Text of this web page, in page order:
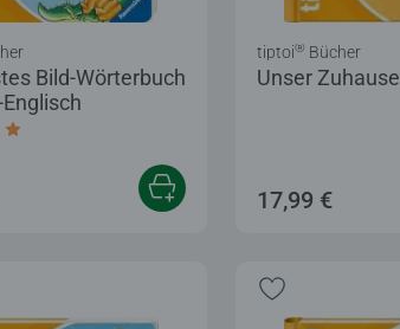
Bild-Wörterbuch
Bewertung 5,0 von 5 Sternen.
Unser Zuhause
tiptoi® Bücher
17,99 €